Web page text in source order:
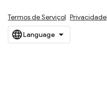
Termos de Serviço Privacidade